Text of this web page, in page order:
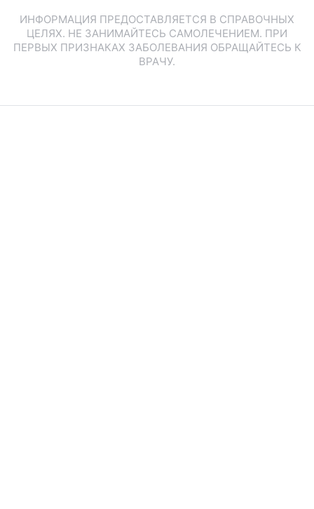
ИНФОРМАЦИЯ ПРЕДОСТАВЛЯЕТСЯ В СПРАВОЧНЫХ
ЦЕЛЯХ. НЕ ЗАНИМАЙТЕСЬ САМОЛЕЧЕНИЕМ. ПРИ
ПЕРВЫХ ПРИЗНАКАХ ЗАБОЛЕВАНИЯ ОБРАЩАЙТЕСЬ К
ВРАЧУ.